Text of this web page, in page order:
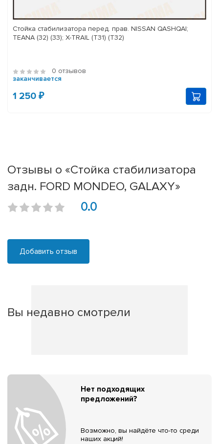
Стойка стабилизатора перед. прав. NISSAN QASHQAI;
TEANA (32) (33); X-TRAIL (T31) (T32)
0 отзывов
заканчивается
1 250 ₽
Отзывы о «Стойка стабилизатора
задн. FORD MONDEO, GALAXY»
0.0
Добавить отзыв
Вы недавно смотрели
Нет подходящих
предложений?
Возможно, вы найдёте что-то среди
наших акций!